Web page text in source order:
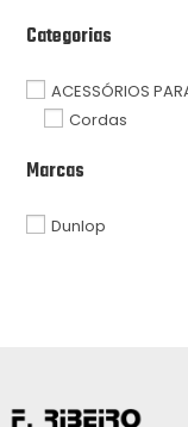
Categorias
ACESSÓRIOS
Cordas
Marcas
Dunlop